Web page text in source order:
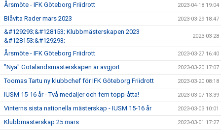
Årsmöte - IFK Göteborg Friidrott 2023-04-18 19:04
Blåvita Rader mars 2023 2023-03-29 18:47
&#129293;&#128153; Klubbmästerskapen 2023
&#128153;&#129293;
2023-03-28
Årsmöte - IFK Göteborg Friidrott 2023-03-27 16:40
"Nya" Götalandsmästerskapen är avgjort 2023-03-20 17:07
Toomas Tartu ny klubbchef för IFK Göteborg Friidrott 2023-03-20 08:18
IUSM 15-16 år - Två medaljer och fem topp-åtta! 2023-03-07 13:39
Vinterns sista nationella mästerskap - IUSM 15-16 år 2023-03-03 10:01
Klubbmästerskap 25 mars 2023-03-01 17:27